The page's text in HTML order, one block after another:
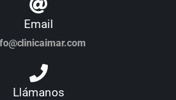
Email
Llámanos